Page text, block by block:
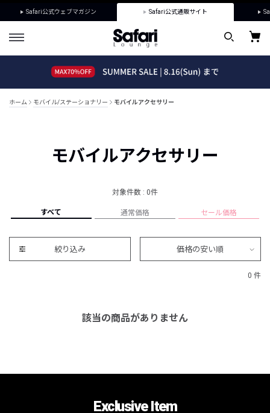
Safari公式ウェブマガジン Safari公式通販サイト
ホーム モバイル/ステーショナリー モバイルアクセサリー
モバイルアクセサリー
対象件数 : 0件
すべて 通常価格 セール価格
絞り込み 価格の安い順
0 件
該当の商品がありません
Exclusive Item